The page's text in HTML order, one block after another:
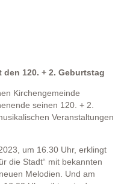
120. + 2. Geburtstag
Kirchengemeinde
seinen 120. + 2.
Veranstaltungen
um 16.30 Uhr, erklingt
die Stadt“ mit bekannten
Melodien. Und am